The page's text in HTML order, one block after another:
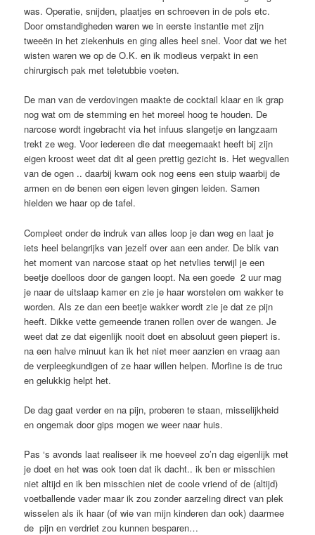
was. Operatie, snijden, plaatjes en schroeven in de pols etc.
Door omstandigheden waren we in eerste instantie met zijn
tweeën in het ziekenhuis en ging alles heel snel. Voor dat we het
wisten waren we op de O.K. en ik modieus verpakt in een
chirurgisch pak met teletubbie voeten.
De man van de verdovingen maakte de cocktail klaar en ik grap
nog wat om de stemming en het moreel hoog te houden. De
narcose wordt ingebracht via het infuus slangetje en langzaam
trekt ze weg. Voor iedereen die dat meegemaakt heeft bij zijn
eigen kroost weet dat dit al geen prettig gezicht is. Het wegvallen
van de ogen .. daarbij kwam ook nog eens een stuip waarbij de
armen en de benen een eigen leven gingen leiden. Samen
hielden we haar op de tafel.
Compleet onder de indruk van alles loop je dan weg en laat je
iets heel belangrijks van jezelf over aan een ander. De blik van
het moment van narcose staat op het netvlies terwijl je een
beetje doelloos door de gangen loopt. Na een goede 2 uur mag
je naar de uitslaap kamer en zie je haar worstelen om wakker te
worden. Als ze dan een beetje wakker wordt zie je dat ze pijn
heeft. Dikke vette gemeende tranen rollen over de wangen. Je
weet dat ze dat eigenlijk nooit doet en absoluut geen piepert is.
na een halve minuut kan ik het niet meer aanzien en vraag aan
de verpleegkundigen of ze haar willen helpen. Morfine is de truc
en gelukkig helpt het.
De dag gaat verder en na pijn, proberen te staan, misselijkheid
en ongemak door gips mogen we weer naar huis.
Pas ‘s avonds laat realiseer ik me hoeveel zo’n dag eigenlijk met
je doet en het was ook toen dat ik dacht.. ik ben er misschien
niet altijd en ik ben misschien niet de coole vriend of de (altijd)
voetballende vader maar ik zou zonder aarzeling direct van plek
wisselen als ik haar (of wie van mijn kinderen dan ook) daarmee
de pijn en verdriet zou kunnen besparen…